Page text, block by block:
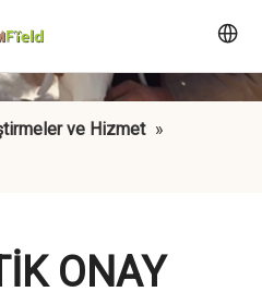
ve Hizmet »
ONAY